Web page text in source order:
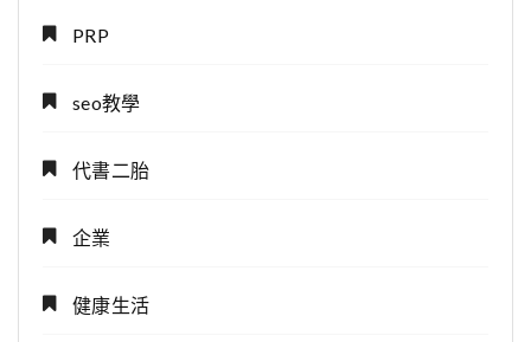
PRP
seo教學
代書二胎
企業
健康生活